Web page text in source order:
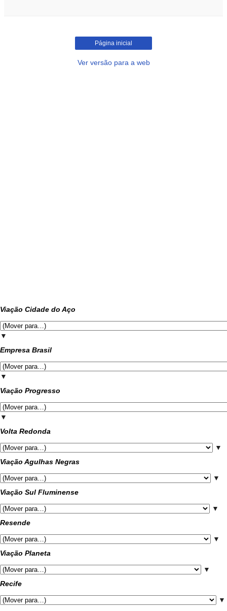
Página inicial
Ver versão para a web
Viação Cidade do Aço
▼
Empresa Brasil
▼
Viação Progresso
▼
Volta Redonda
▼
Viação Agulhas Negras
▼
Viação Sul Fluminense
▼
Resende
▼
Viação Planeta
▼
Recife
▼